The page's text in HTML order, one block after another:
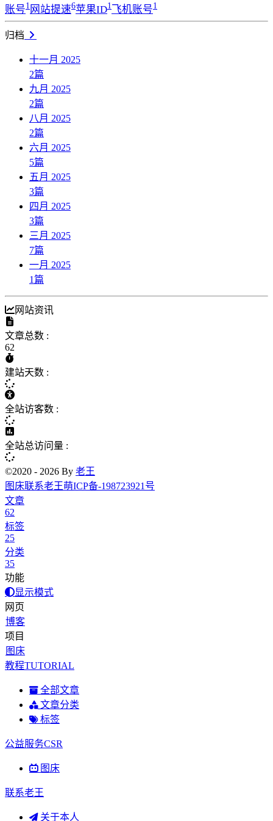
账号1 网站提速6苹果ID1飞机账号1
归档
十一月 2025
2篇
九月 2025
2篇
八月 2025
2篇
六月 2025
5篇
五月 2025
3篇
四月 2025
3篇
三月 2025
7篇
一月 2025
1篇
网站资讯
文章总数 :
62
建站天数 :
全站访客数 :
全站总访问量 :
©2020 - 2026 By 老王
图床联系老王萌ICP备-198723921号
文章
62
标签
25
分类
35
功能
显示模式
网页
博客
项目
图床
教程TUTORIAL
全部文章
文章分类
标签
公益服务CSR
图床
联系老王
关于本人